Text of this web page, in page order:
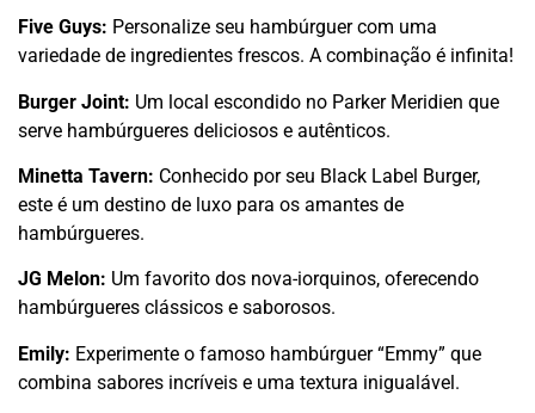
Five Guys: Personalize seu hambúrguer com uma
variedade de ingredientes frescos. A combinação é infinita!
Burger Joint: Um local escondido no Parker Meridien que
serve hambúrgueres deliciosos e autênticos.
Minetta Tavern: Conhecido por seu Black Label Burger,
este é um destino de luxo para os amantes de
hambúrgueres.
JG Melon: Um favorito dos nova-iorquinos, oferecendo
hambúrgueres clássicos e saborosos.
Emily: Experimente o famoso hambúrguer “Emmy” que
combina sabores incríveis e uma textura inigualável.